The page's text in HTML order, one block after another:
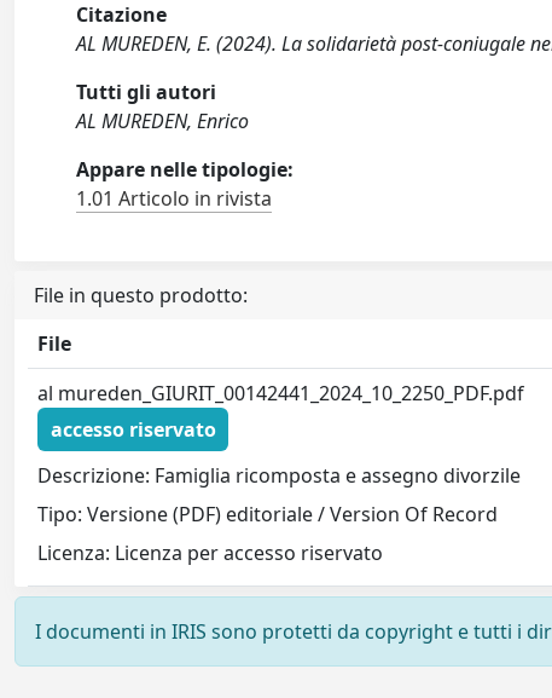
Citazione
AL MUREDEN, E. (2024). La solidarietà post-coniugale
Tutti gli autori
AL MUREDEN, Enrico
Appare nelle tipologie:
1.01 Articolo in rivista
File in questo prodotto:
File
al mureden_GIURIT_00142441_2024_10_2250_PDF.pdf
accesso riservato
Descrizione: Famiglia ricomposta e assegno divorzile
Tipo: Versione (PDF) editoriale / Version Of Record
Licenza: Licenza per accesso riservato
I documenti in IRIS sono protetti da copyright e tutti i